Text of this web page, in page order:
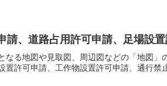
請、道路占用許可申請、足場設
なる地図や見取図、周辺図などの「地図
置許可申請、工作物設置許可申請、通行